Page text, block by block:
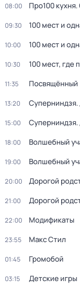
08:00 Про100 кухня.
09:30 100 мест и
10:00 100 мест и
10:30 100 мест, где
11:35 Посвящённый
13:20 Суперниндзя.
15:00 Суперниндзя.
18:00 Волшебный
19:00 Волшебный
20:00 Дорогой
21:00 Дорогой
22:00 Модификаты
23:55 Макс Стил
01:45 Громобой
03:15 Детские игры